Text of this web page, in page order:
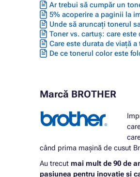
Ar trebui să cumpăr un
5% acoperire a paginii la
Unde să aruncați tonerul
Toner vs. cartuș: care
Care este durata de viață
De ce tonerul color este
Marcă BROTHER
când prima mașină de cusut
Au trecut mai mult de 90 de
pasiunea pentru inovație și